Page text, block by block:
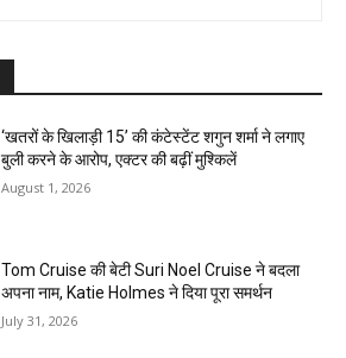
‘खतरों के खिलाड़ी 15’ की कंटेस्टेंट शगुन शर्मा ने लगाए
बुली करने के आरोप, एक्टर की बढ़ीं मुश्किलें
August 1, 2026
Tom Cruise की बेटी Suri Noel Cruise ने बदला
अपना नाम, Katie Holmes ने दिया पूरा समर्थन
July 31, 2026